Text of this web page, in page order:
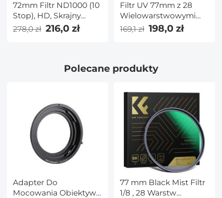
72mm Filtr ND1000 (10
Stop), HD, Skrajny
Cienki,
278,0 zł 216,0 zł
Filtr UV 77mm z 28
Wielowarstwowymi
Powłokami
Obiektywu Aparatu 77
169,1 zł 198,0 zł
Polecane produkty
Adapter Do
Mocowania Obiektywu
77 mm Black Mist Filtr
1/8 , 28 Warstw